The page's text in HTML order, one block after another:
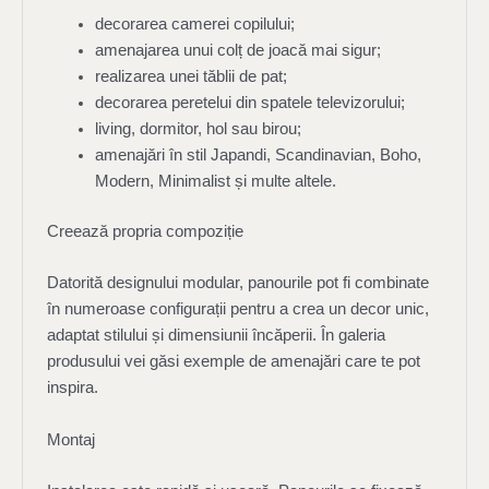
decorarea camerei copilului;
amenajarea unui colț de joacă mai sigur;
realizarea unei tăblii de pat;
decorarea peretelui din spatele televizorului;
living, dormitor, hol sau birou;
amenajări în stil Japandi, Scandinavian, Boho,
Modern, Minimalist și multe altele.
Creează propria compoziție
Datorită designului modular, panourile pot fi combinate
în numeroase configurații pentru a crea un decor unic,
adaptat stilului și dimensiunii încăperii. În galeria
produsului vei găsi exemple de amenajări care te pot
inspira.
Montaj